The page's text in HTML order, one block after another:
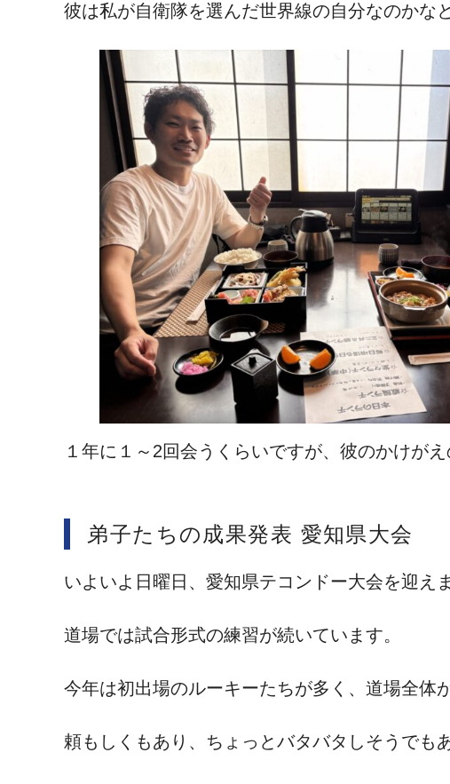
彼は私が自衛隊を選んだ世界線の自分なのかな
１年に１～2回会うくらいですが、彼のかけが
弟子たちの成果発表 愛知県大会
いよいよ日曜日、愛知県テコンドー大会を迎えま
道場では試合形式の練習が続いています。
今年は初出場のルーキーたちが多く、道場全体
頼もしくもあり、ちょっとバタバタしそうでもあ